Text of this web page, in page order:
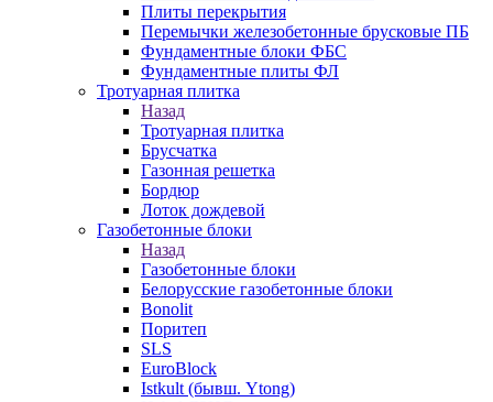
Плиты перекрытия
Перемычки железобетонные брусковые ПБ
Фундаментные блоки ФБС
Фундаментные плиты ФЛ
Тротуарная плитка
Назад
Тротуарная плитка
Брусчатка
Газонная решетка
Бордюр
Лоток дождевой
Газобетонные блоки
Назад
Газобетонные блоки
Белорусские газобетонные блоки
Bonolit
Поритеп
SLS
EuroBlock
Istkult (бывш. Ytong)